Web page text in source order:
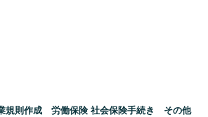
規則作成 労働保険 社会保険手続き その他